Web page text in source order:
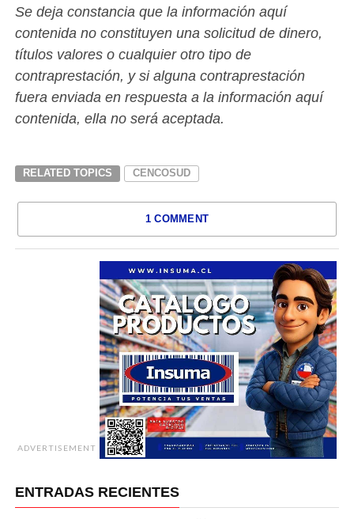
Se deja constancia que la información aquí
contenida no constituyen una solicitud de dinero,
títulos valores o cualquier otro tipo de
contraprestación, y si alguna contraprestación
fuera enviada en respuesta a la información aquí
contenida, ella no será aceptada.
RELATED TOPICS CENCOSUD
1 COMMENT
ADVERTISEMENT
ENTRADAS RECIENTES